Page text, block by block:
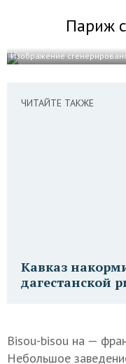
Париж
Изображение
ЧИТАЙТЕ ТАКЖЕ
Кавказ
дагестанской
Bisou-bisou на —
Небольшое